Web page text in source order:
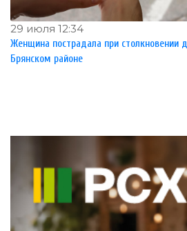
29 июля 12:34
Женщина пострадала при столкновении
Брянском районе